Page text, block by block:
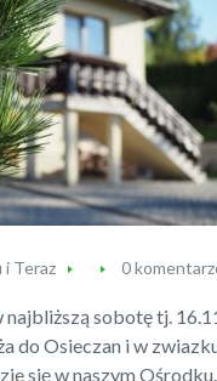
i Teraz 0
najbliższą sobotę tj.
do Osieczan i w
się w naszym